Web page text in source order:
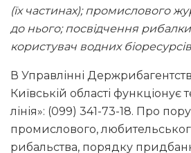
(їх частинах); промислового
до нього; посвідчення
користувач водних
В Управлінні
Київській області функціонує
лінія»: (099) 341-73-18. Про
промислового,
рибальства, порядку